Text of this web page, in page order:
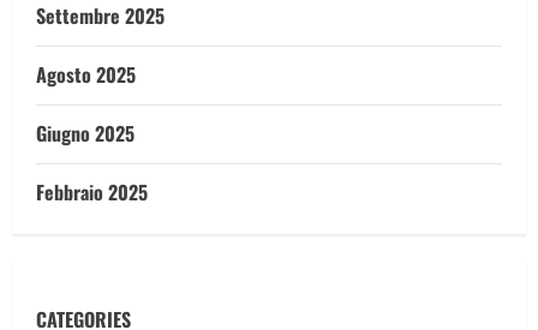
Settembre 2025
Agosto 2025
Giugno 2025
Febbraio 2025
CATEGORIES